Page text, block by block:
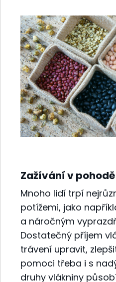
Zažívání v pohodě
Mnoho lidí trpí
potížemi, jako
a náročným
Dostatečný příjem
trávení upravit,
pomoci třeba i s
druhy vlákniny